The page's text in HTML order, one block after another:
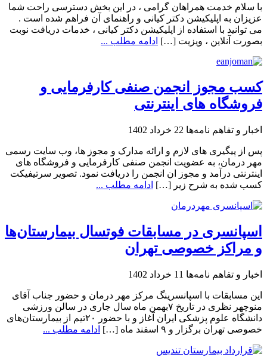
با سلام خدمت همراهان گرامی ، در این بخش دسترسی راحت شما
عزیزان به اپلیکیشن دکتر کیانی و راهنمای آن فراهم شده است .
می توانید با استفاده از اپلیکیشن دکتر کیانی ، خدمات دریافت نوبت
بصورت آنلاین ، ویزیت […] ادامه مطلب ...
کسب مجوز انجمن صنفی کارفرمایی و
فروشگاه های اینترنتی
اخبار و تفاهم نامه‌ها 22 خرداد 1402
پس از پیگیری های لازم و ارائه مدارک و مجوز ها، وب سایت رسمی
مهر درمان، به عضویت انجمن صنفی کارفرمایی و فروشگاه های
اینترنتی درآمد و مجوز ان انجمن را دریافت نمود. تصویر سرتیفیکت
کسب شده به شرح زیر […] ادامه مطلب ...
اسپانسری در مسابقات فوتسال بیمارستان‌ها
و مراکز خصوصی تهران
اخبار و تفاهم نامه‌ها 11 خرداد 1402
این مسابقات با اسپانسرینگ مرکز مهر درمان و حضور جناب آقای
منوچهر نظری در تاریخ ۷بهمن ماه سال جاری در سالن ورزشی
دانشگاه علوم پزشکی ایران آغاز و با حضور ۲۰تیم از بیمارستان‌های
خصوصی تهران برگزار و ۹ اسفند ماه […]
ادامه مطلب ...